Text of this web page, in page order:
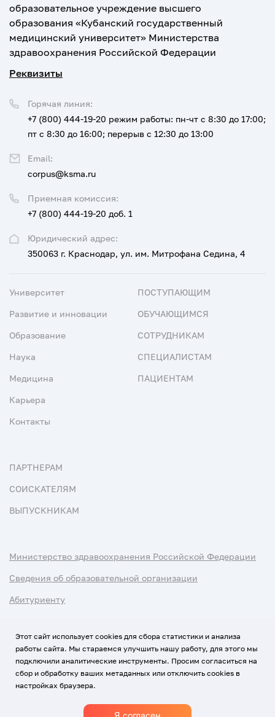
образовательное учреждение высшего
образования «Кубанский государственный
медицинский университет» Министерства
здравоохранения Российской Федерации
Реквизиты
Юридический адрес:
350063 г. Краснодар, ул. им. Митрофана Седина, 4
Приемная комиссия:
+7 (800) 444-19-20 доб. 1
Горячая линия:
+7 (800) 444-19-20 режим работы: пн-чт с 8:30 до 17:00;
пт с 8:30 до 16:00; перерыв с 12:30 до 13:00
Email:
corpus@ksma.ru
Университет
Развитие и инновации
Образование
Наука
Медицина
Карьера
Контакты
ПОСТУПАЮЩИМ
ОБУЧАЮЩИМСЯ
СОТРУДНИКАМ
СПЕЦИАЛИСТАМ
ПАЦИЕНТАМ
ПАРТНЕРАМ
СОИСКАТЕЛЯМ
ВЫПУСКНИКАМ
Министерство здравоохранения Российской Федерации
Сведения об образовательной организации
Абитуриенту
Использование Cookies
Политика обработки персональных данных
Этот сайт использует cookies для сбора статистики и анализа
работы сайта. Мы стараемся улучшить нашу работу, для этого мы
подключили аналитические инструменты. Просим согласиться на
сбор и обработку ваших метаданных или отключить cookies в
настройках браузера.
Я согласен